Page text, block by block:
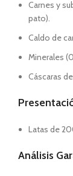
Carnes y
pato).
Caldo de
Minerales
Cáscaras
Latas de
Análisis